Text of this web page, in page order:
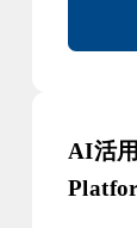
AI活